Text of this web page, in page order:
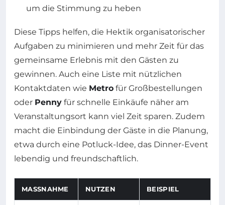
um die Stimmung zu heben
Diese Tipps helfen, die Hektik organisatorischer
Aufgaben zu minimieren und mehr Zeit für das
gemeinsame Erlebnis mit den Gästen zu
gewinnen. Auch eine Liste mit nützlichen
Kontaktdaten wie Metro für Großbestellungen
oder Penny für schnelle Einkäufe näher am
Veranstaltungsort kann viel Zeit sparen. Zudem
macht die Einbindung der Gäste in die Planung,
etwa durch eine Potluck-Idee, das Dinner-Event
lebendig und freundschaftlich.
MASSNAHME NUTZEN BEISPIEL